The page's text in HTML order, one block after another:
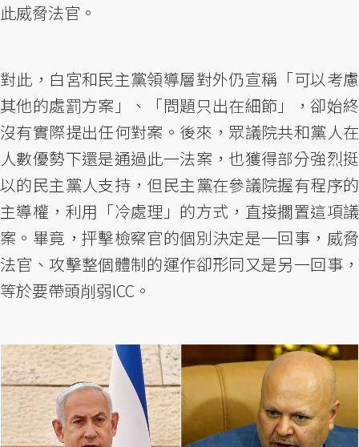
此威脅法官。
對此，白宮和民主黨領導層對外仍宣稱「可以考慮
其他的處罰方案」、「問題只出在細節」，卻始終
沒有實際提出任何對案。後來，眾議院共和黨人在
人數優勢下還是通過此一法案，也獲得部分強烈挺
以的民主黨人支持，但民主黨在參議院握有程序的
主導權，利用「冷處理」的方式，直接擱置這項議
案。畢竟，抨擊檢察官的個別決定是一回事，威脅
法官、攻擊整個體制的運作卻形同又是另一回事，
等於要帶頭削弱ICC。